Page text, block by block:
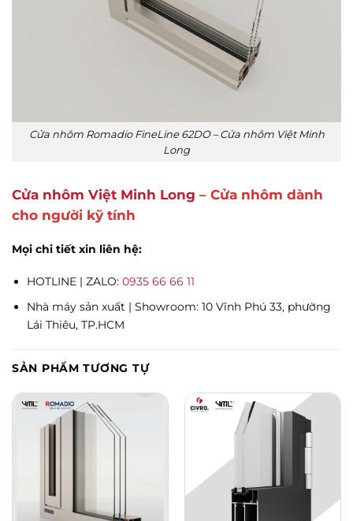
Cửa nhôm Romadio FineLine 62DO – Cửa nhôm Việt Minh
Long
Cửa nhôm Việt Minh Long – Cửa nhôm dành
cho người kỹ tính
Mọi chi tiết xin liên hệ:
HOTLINE | ZALO:0935 66 66 11
Nhà máy sản xuất | Showroom: 10 Vĩnh Phú 33, phường
Lái Thiêu, TP.HCM
SẢN PHẨM TƯƠNG TỰ